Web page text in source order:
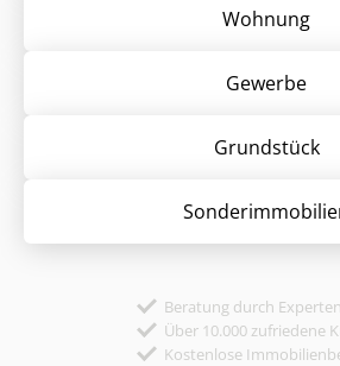
Wohnung
Gewerbe
Grund­stück
Beratung durch Experten
Über 10.000 zufriedene
Kostenlose